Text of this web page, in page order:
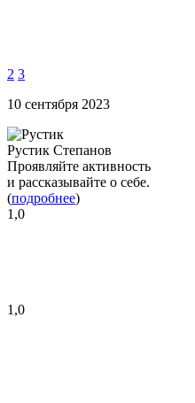
2 3
10 сентября 2023
Рустик Степанов
Проявляйте активность
и рассказывайте о себе.
(подробнее)
1,0
1,0